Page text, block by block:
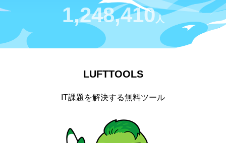
1,628,361 人
LUFTTOOLS
IT課題を解決する無料ツール